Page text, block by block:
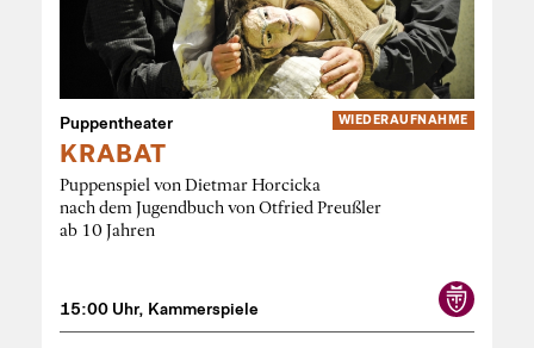
WIEDER­AUFNAHME
Puppentheater
KRABAT
Puppenspiel von Dietmar Horcicka
nach dem Jugendbuch von Otfried Preußler
ab 10 Jahren
15:00 Uhr, Kammerspiele